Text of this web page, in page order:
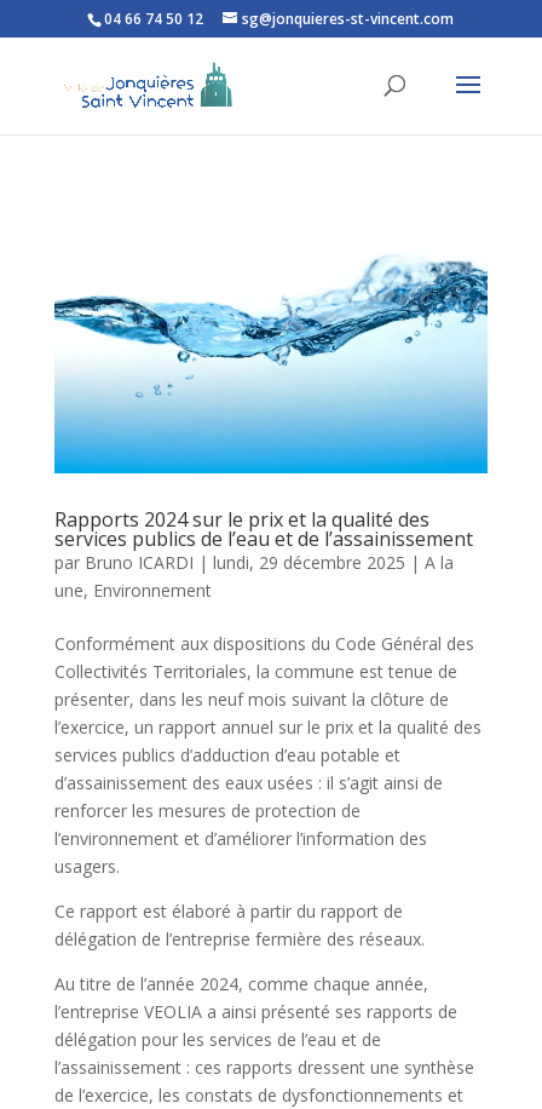
Ouvrir la barre d’outils
04 66 74 50 12 sg@jonquieres-st-vincent.com
Rapports 2024 sur le prix et la qualité des
services publics de l’eau et de l’assainissement
par Bruno ICARDI | lundi, 29 décembre 2025 | A la
une, Environnement
Conformément aux dispositions du Code Général des
Collectivités Territoriales, la commune est tenue de
présenter, dans les neuf mois suivant la clôture de
l’exercice, un rapport annuel sur le prix et la qualité des
services publics d’adduction d’eau potable et
d’assainissement des eaux usées : il s’agit ainsi de
renforcer les mesures de protection de
l’environnement et d’améliorer l’information des
usagers.
Ce rapport est élaboré à partir du rapport de
délégation de l’entreprise fermière des réseaux.
Au titre de l’année 2024, comme chaque année,
l’entreprise VEOLIA a ainsi présenté ses rapports de
délégation pour les services de l’eau et de
l’assainissement : ces rapports dressent une synthèse
de l’exercice, les constats de dysfonctionnements et